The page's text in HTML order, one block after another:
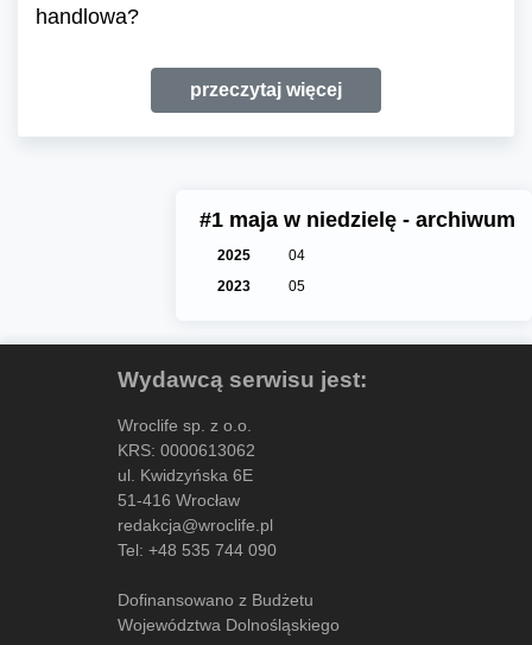
handlowa?
przeczytaj więcej
#1 maja w niedzielę - archiwum
2025
04
2023
05
Wydawcą serwisu jest:
Wroclife sp. z o.o.
KRS: 0000613062
ul. Kwidzyńska 6E
51-416 Wrocław
redakcja@wroclife.pl
Tel: +48 535 744 090
Dofinansowano z Budżetu
Województwa Dolnośląskiego